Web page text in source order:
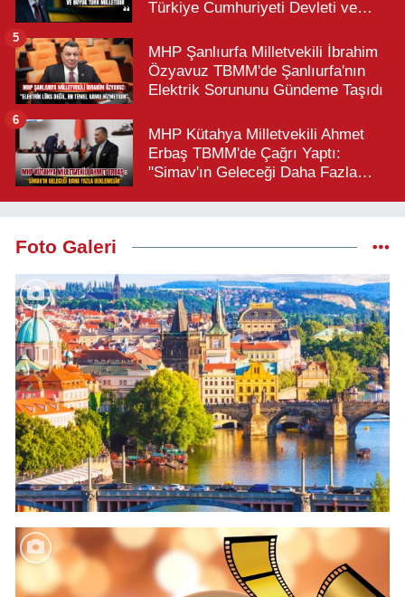
Türkiye Cumhuriyeti Devleti ve
MHP Şanlıurfa Milletvekili İbrahim
Özyavuz TBMM'de Şanlıurfa'nın
Elektrik Sorununu Gündeme Taşıdı
5
MHP Kütahya Milletvekili Ahmet
Erbaş TBMM'de Çağrı Yaptı:
"Simav'ın Geleceği Daha Fazla
6
Foto Galeri